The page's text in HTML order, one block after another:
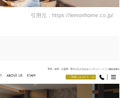
引用元：https://lemonhome.co.jp/